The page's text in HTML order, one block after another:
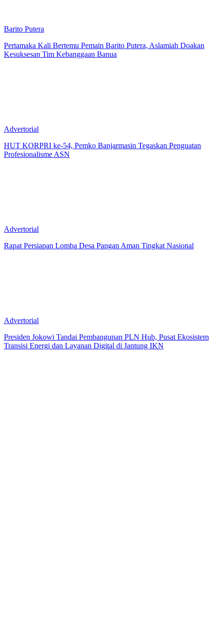
Barito Putera
Pertamaka Kali Bertemu Pemain Barito Putera, Aslamiah Doakan
Kesuksesan Tim Kebanggaan Banua
Advertorial
HUT KORPRI ke-54, Pemko Banjarmasin Tegaskan Penguatan
Profesionalisme ASN
Advertorial
Rapat Persiapan Lomba Desa Pangan Aman Tingkat Nasional
Advertorial
Presiden Jokowi Tandai Pembangunan PLN Hub, Pusat Ekosistem
Transisi Energi dan Layanan Digital di Jantung IKN